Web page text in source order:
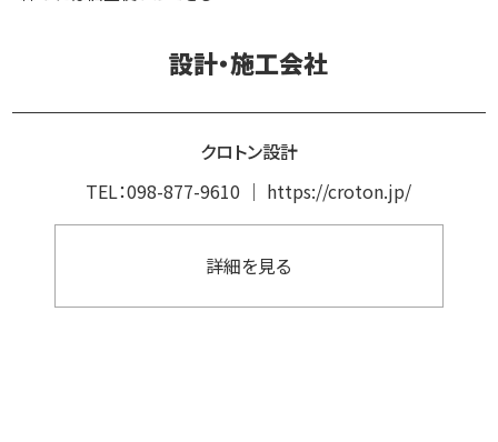
設計・施工会社
クロトン設計
TEL：098-877-9610 ｜ https://croton.jp/
詳細を見る